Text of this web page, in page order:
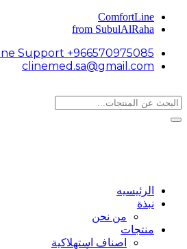
ComfortLine
from SubulAlRaha
Support +966570975085
clinemed.sa@gmail.com
الرئيسيه
نبذة
من نحن
منتجات
اصناف استهلاكية